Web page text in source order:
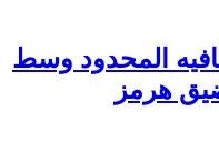
المحدود وسط
هرمز